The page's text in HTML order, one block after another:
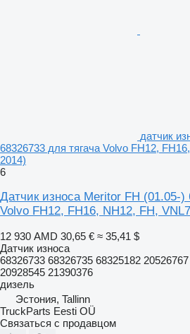
датчик
68326733 для тягача Volvo FH12,
2014)
6
Датчик износа Meritor FH (01.05-)
Volvo FH12, FH16, NH12, FH,
12 930 AMD 30,65 € ≈ 35,41 $
Датчик износа
68326733 68326735 68325182
20928545 21390376
дизель
Эстония, Tallinn
TruckParts Eesti OÜ
Связаться с продавцом